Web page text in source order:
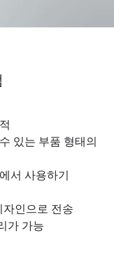
있는 부품 형태의
서 사용하기
인으로 전송
가 가능